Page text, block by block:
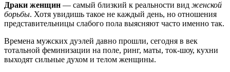
Драки женщин — самый близкий к реальности вид женской
борьбы. Хотя увидишь такое не каждый день, но отношения
представительницы слабого пола выясняют часто именно так.
Времена мужских дуэлей давно прошли, сегодня в век
тотальной феминизации на поле, ринг, маты, ток-шоу, кухни
выходят сильные духом и телом женщины.